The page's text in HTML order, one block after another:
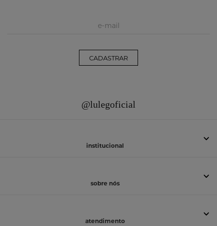
CADASTRAR
@lulegoficial
institucional
sobre nós
atendimento